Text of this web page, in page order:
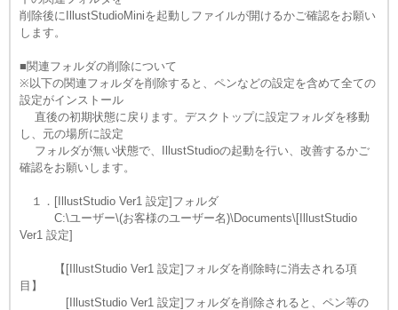
削除後にIllustStudioMiniを起動しファイルが開けるかご確認をお願い
します。
■関連フォルダの削除について
※以下の関連フォルダを削除すると、ペンなどの設定を含めて全ての
設定がインストール
直後の初期状態に戻ります。デスクトップに設定フォルダを移動
し、元の場所に設定
フォルダが無い状態で、IllustStudioの起動を行い、改善するかご
確認をお願いします。
１．[IllustStudio Ver1 設定]フォルダ
C:\ユーザー\(お客様のユーザー名)\Documents\[IllustStudio
Ver1 設定]
【[IllustStudio Ver1 設定]フォルダを削除時に消去される項
目】
[IllustStudio Ver1 設定]フォルダを削除されると、ペン等の